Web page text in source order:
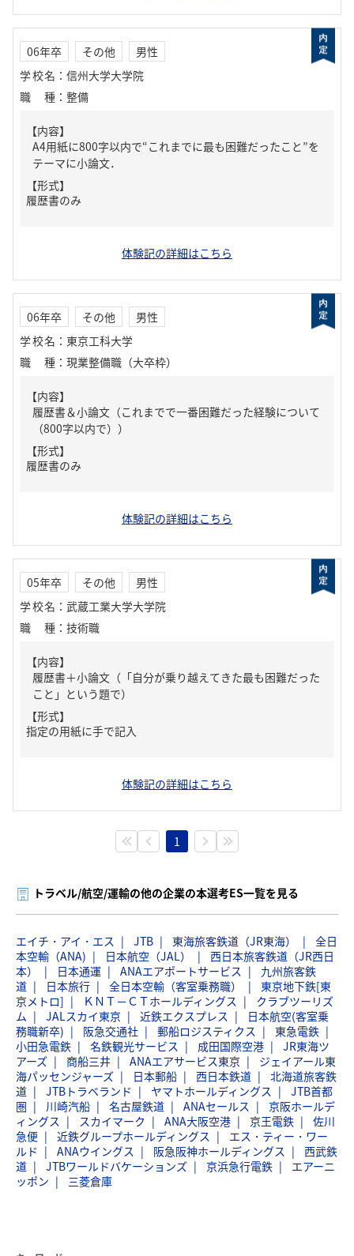
06年卒 その他
男性
学校名 ： 信州大学大学院
職種 ： 整備
【内容】
A4用紙に800字以内で“これまでに最も困難だったこと”を
テーマに小論文．
【形式】
履歴書のみ
体験記の詳細はこちら
06年卒 その他
男性
学校名 ： 東京工科大学
職種 ： 現業整備職（大卒枠）
【内容】
履歴書＆小論文（これまでで一番困難だった経験について
（800字以内で））
【形式】
履歴書のみ
体験記の詳細はこちら
05年卒 その他
男性
学校名 ： 武蔵工業大学大学院
職種 ： 技術職
【内容】
履歴書＋小論文（「自分が乗り越えてきた最も困難だった
こと」という題で）
【形式】
指定の用紙に手で記入
体験記の詳細はこちら
1
トラベル/航空/運輸の他の企業の本選考ES一覧を見る
エイチ・アイ・エス JTB 東海旅客鉄道（JR東海）
全日
本空輸（ANA)
日本航空（JAL）
西日本旅客鉄道（JR西日
本）
日本通運 ANAエアポートサービス
九州旅客鉄
道
日本旅行 全日本空輸（客室乗務職）
東京地下鉄[東
京メトロ]
ＫＮＴ－ＣＴホールディングス
クラブツーリズ
ム
JALスカイ東京 近鉄エクスプレス
日本航空(客室乗
務職新卒)
阪急交通社 郵船ロジスティクス
東急電鉄
小田急電鉄
名鉄観光サービス 成田国際空港
JR東海ツ
アーズ
商船三井 ANAエアサービス東京
ジェイアール東
海パッセンジャーズ
日本郵船 西日本鉄道
北海道旅客鉄
道
JTBトラベランド ヤマトホールディングス
JTB首都
圏
川崎汽船 名古屋鉄道 ANAセールス
京阪ホールデ
ィングス
スカイマーク ANA大阪空港 京王電鉄
佐川
急便
近鉄グループホールディングス
エス・ティー・ワー
ルド
ANAウイングス 阪急阪神ホールディングス
西武鉄
道
JTBワールドバケーションズ 京浜急行電鉄
エアーニ
ッポン
三菱倉庫